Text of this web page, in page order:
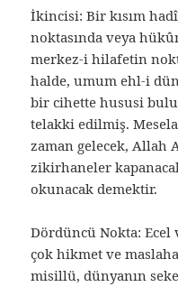
İkincisi: Bir kısım
noktasında veya
merkez-i hilafetin
halde, umum ehl-i
bir cihette hususi
telakki edilmiş.
zaman gelecek, Allah
zikirhaneler
okunacak demektir.
Dördüncü Nokta:
çok hikmet ve
misillü, dünyanın